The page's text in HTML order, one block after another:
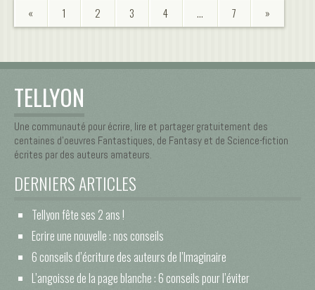
« 1 2 3 4 … 7 »
TELLYON
Une communauté pour écrire, lire et partager gratuitement des
centaines d’oeuvres Fantastiques, de Fantasy et de Science-fiction
écrites par des auteurs amateurs.
DERNIERS ARTICLES
Tellyon fête ses 2 ans !
Ecrire une nouvelle : nos conseils
6 conseils d’écriture des auteurs de l’Imaginaire
L’angoisse de la page blanche : 6 conseils pour l’éviter